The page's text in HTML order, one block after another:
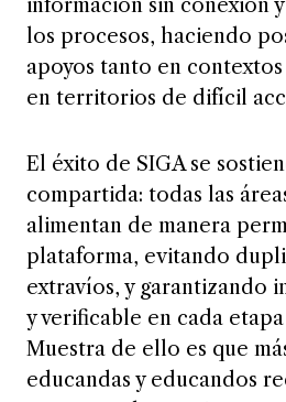
los procesos, haciendo
apoyos tanto en
en territorios de difícil
compartida: todas las
alimentan de manera
plataforma, evitando
extravíos, y garantizando
y verificable en cada
Muestra de ello es que
educandas y educandos
en menos de un minuto